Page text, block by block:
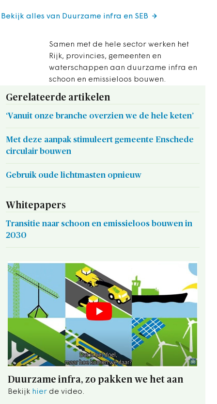
Samen met de hele sector werken het
Rijk, provincies, gemeenten en
waterschappen aan duurzame infra en
schoon en emissieloos bouwen.
Bekijk alles van Duurzame infra en SEB
Gerelateerde artikelen
‘Vanuit onze branche overzien we de hele keten’
Met deze aanpak stimuleert gemeente Enschede
circulair bouwen
Gebruik oude lichtmasten opnieuw
Whitepapers
Transitie naar schoon en emissieloos bouwen in
2030
Duurzame infra, zo pakken we het aan
Bekijk hier de video.